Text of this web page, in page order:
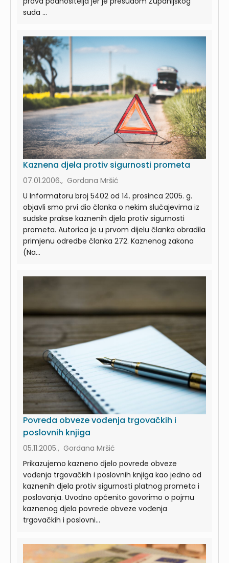
suda ...
Kaznena djela protiv sigurnosti prometa
07.01.2006., Gordana Mršić
U Informatoru broj 5402 od 14. prosinca 2005. g.
objavli smo prvi dio članka o nekim slučajevima iz
sudske prakse kaznenih djela protiv sigurnosti
prometa. Autorica je u prvom dijelu članka obradila
primjenu odredbe članka 272. Kaznenog zakona
(Na...
Povreda obveze vođenja trgovačkih i
poslovnih knjiga
05.11.2005., Gordana Mršić
Prikazujemo kazneno djelo povrede obveze
vođenja trgovačkih i poslovnih knjiga kao jedno od
kaznenih djela protiv sigurnosti platnog prometa i
poslovanja. Uvodno općenito govorimo o pojmu
kaznenog djela povrede obveze vođenja
trgovačkih i poslovni...